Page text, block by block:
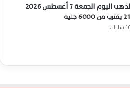
سعر الذهب اليوم الجمعة 7 أغسطس 2026